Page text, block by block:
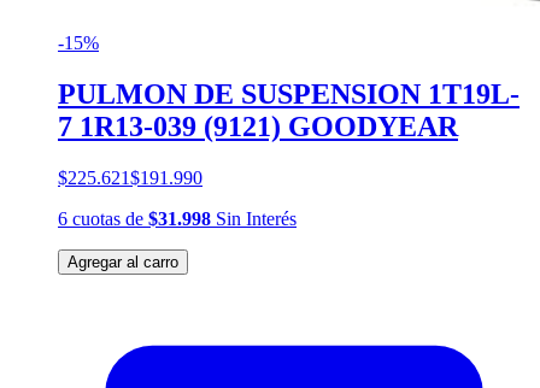
-15%
PULMON DE SUSPENSION 1T19L-
7 1R13-039 (9121) GOODYEAR
$225.621$191.990
6 cuotas de $31.998 Sin Interés
Agregar al carro